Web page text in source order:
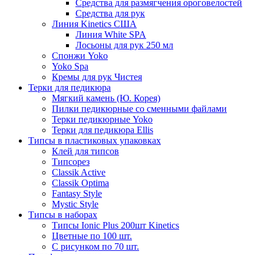
Средства для размягчения ороговелостей
Средства для рук
Линия Kinetics США
Линия White SPA
Лосьоны для рук 250 мл
Спонжи Yoko
Yoko Spa
Кремы для рук Чистея
Терки для педикюра
Мягкий камень (Ю. Корея)
Пилки педикюрные со сменными файлами
Терки педикюрные Yoko
Терки для педикюра Ellis
Типсы в пластиковых упаковках
Клей для типсов
Типсорез
Classik Active
Classik Optima
Fantasy Style
Mystic Style
Типсы в наборах
Типсы Ionic Plus 200шт Kinetics
Цветные по 100 шт.
С рисунком по 70 шт.